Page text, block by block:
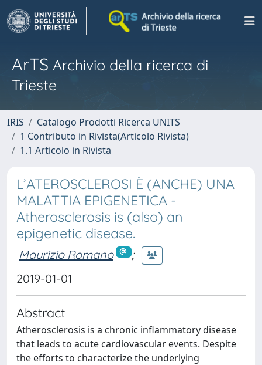
ArTS Archivio della ricerca di
Trieste
IRIS
Catalogo Prodotti Ricerca UNITS
1 Contributo in Rivista(Articolo Rivista)
1.1 Articolo in Rivista
L’ATEROSCLEROSI È (ANCHE) UNA
MALATTIA EPIGENETICA -
Atherosclerosis is (also) an
epigenetic disease.
Maurizio Romano
;
2019-01-01
Abstract
Atherosclerosis is a chronic inflammatory disease
that leads to acute cardiovascular events. Despite
the efforts to characterize the underlying